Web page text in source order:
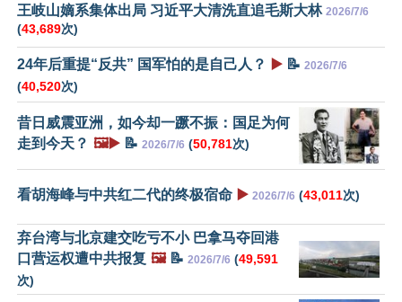
王岐山嫡系集体出局 习近平大清洗直追毛斯大林 2026/7/6
(43,689次)
24年后重提“反共” 国军怕的是自己人？ ▶️ 📝 2026/7/6
(40,520次)
昔日威震亚洲，如今却一蹶不振：国足为何
走到今天？ 🖼️▶️ 📝 2026/7/6 (50,781次)
看胡海峰与中共红二代的终极宿命 ▶️ 2026/7/6 (43,011次)
弃台湾与北京建交吃亏不小 巴拿马夺回港
口营运权遭中共报复 🖼️📝 2026/7/6 (49,591
次)